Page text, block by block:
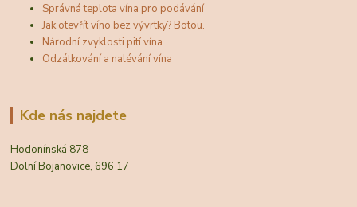
Správná teplota vína pro podávání
Jak otevřít víno bez vývrtky? Botou.
Národní zvyklosti pití vína
Odzátkování a nalévání vína
Kde nás najdete
Hodonínská 878
Dolní Bojanovice, 696 17